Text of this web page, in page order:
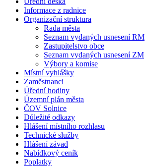
Informace z radnice
Organizační struktura
Rada města
Seznam vydaných usnesení RM
Zastupitelstvo obce
Seznam vydaných usnesení ZM
Výbory a komise
Místní vyhlášky
Zaměstnanci
Úřední hodiny
Územní plán města
ČOV Solnice
Důležité odkazy
Hlášení místního rozhlasu
Technické služby
Hlášení závad
Nabídkový ceník
Poplatky